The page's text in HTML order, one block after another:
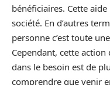
bénéficiaires. Cette
société. En d’autres
personne c’est toute
Cependant, cette
dans le besoin est de
comprendre que venir